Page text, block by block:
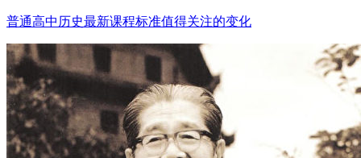
普通高中历史最新课程标准值得关注的变化